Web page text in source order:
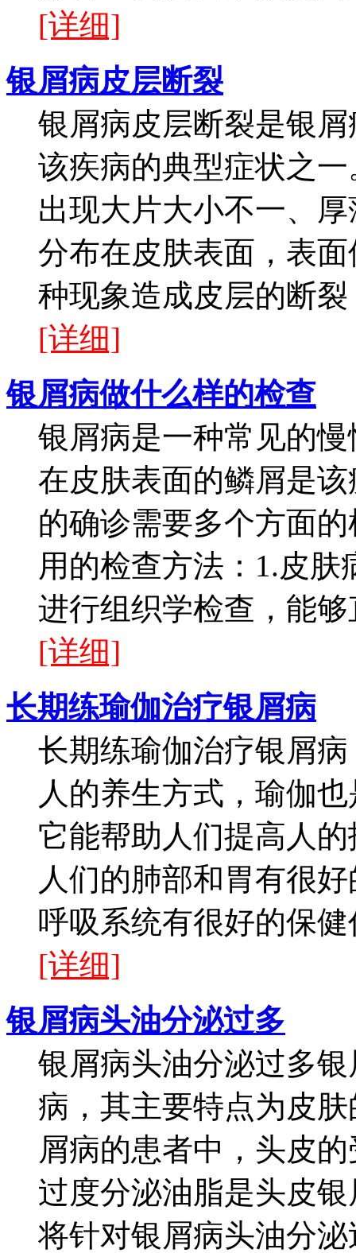
[详细]
银屑病皮层断裂
银屑病皮层断裂是银
该疾病的典型症状之
出现大片大小不一、
分布在皮肤表面，表
种现象造成皮层的断
[详细]
银屑病做什么样的检查
银屑病是一种常见的
在皮肤表面的鳞屑是
的确诊需要多个方面
用的检查方法：1.皮
进行组织学检查，能
[详细]
长期练瑜伽治疗银屑病
长期练瑜伽治疗银屑
人的养生方式，瑜伽
它能帮助人们提高人
人们的肺部和胃有很
呼吸系统有很好的保
[详细]
银屑病头油分泌过多
银屑病头油分泌过多
病，其主要特点为皮
屑病的患者中，头皮
过度分泌油脂是头皮
将针对银屑病头油分